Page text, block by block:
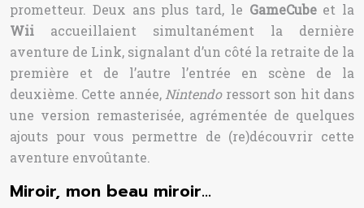
prometteur. Deux ans plus tard, le GameCubeet la
Wii accueillaient simultanément la dernière
aventure de Link, signalant d’un côté la retraite de la
première et de l’autre l’entrée en scène de la
deuxième. Cette année, Nintendoressort son hit dans
une version remasterisée, agrémentée de quelques
ajouts pour vous permettre de (re)découvrir cette
aventure envoûtante.
Miroir, mon beau miroir…